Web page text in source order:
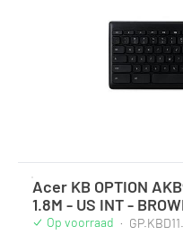
Acer KB OPTION
1.8M - US INT -
Op voorraad ·